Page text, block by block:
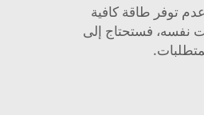
توفر طاقة كافية
نفسه، فستحتاج إلى